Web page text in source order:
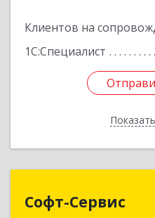
Клиентов на
1С:Специалист
Софт-Сервис